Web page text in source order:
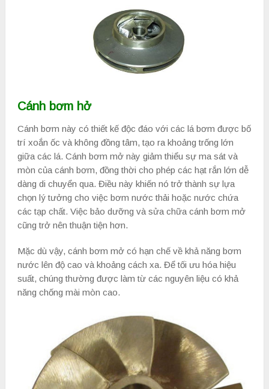
Cánh bơm hở
Cánh bơm này có thiết kế độc đáo với các lá bơm được bố
trí xoắn ốc và không đồng tâm, tạo ra khoảng trống lớn
giữa các lá. Cánh bơm mở này giảm thiểu sự ma sát và
mòn của cánh bơm, đồng thời cho phép các hạt rắn lớn dễ
dàng di chuyển qua. Điều này khiến nó trở thành sự lựa
chọn lý tưởng cho việc bơm nước thải hoặc nước chứa
các tạp chất. Việc bảo dưỡng và sửa chữa cánh bơm mở
cũng trở nên thuận tiện hơn.
Mặc dù vậy, cánh bơm mở có hạn chế về khả năng bơm
nước lên độ cao và khoảng cách xa. Để tối ưu hóa hiệu
suất, chúng thường được làm từ các nguyên liệu có khả
năng chống mài mòn cao.